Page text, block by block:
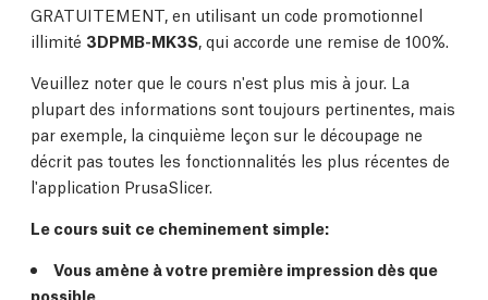
GRATUITEMENT, en utilisant un code promotionnel
illimité 3DPMB-MK3S , qui accorde une remise de 100%.
Veuillez noter que le cours n'est plus mis à jour. La
plupart des informations sont toujours pertinentes, mais
par exemple, la cinquième leçon sur le découpage ne
décrit pas toutes les fonctionnalités les plus récentes de
l'application PrusaSlicer.
Le cours suit ce cheminement simple:
Vous amène à votre première impression dès que
possible,